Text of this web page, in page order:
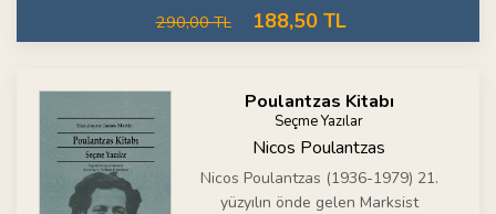
290,00 TL 188,50 TL
Poulantzas Kitabı
Seçme Yazılar
Nicos Poulantzas
Nicos Poulantzas (1936-1979) 21.
yüzyılın önde gelen Marksist